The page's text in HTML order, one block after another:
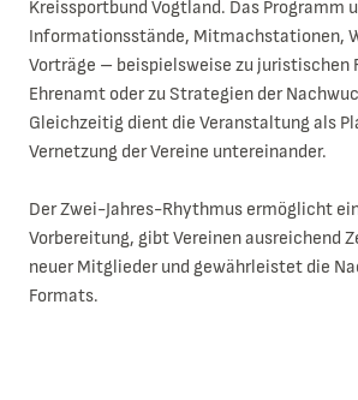
Kreissportbund Vogtland. Das Programm
Informationsstände, Mitmachstationen,
Vorträge – beispielsweise zu juristischen
Ehrenamt oder zu Strategien der
Gleichzeitig dient die Veranstaltung als
Vernetzung der Vereine untereinander.
Der Zwei-Jahres-Rhythmus ermöglicht
Vorbereitung, gibt Vereinen ausreichend
neuer Mitglieder und gewährleistet die
Formats.